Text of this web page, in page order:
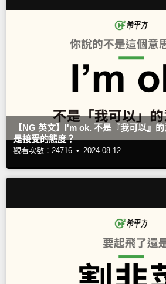
【NG 英文】I'm ok. 不是『我可以』
是接受的態度？
觀看次數：24716 • 2024-08-12